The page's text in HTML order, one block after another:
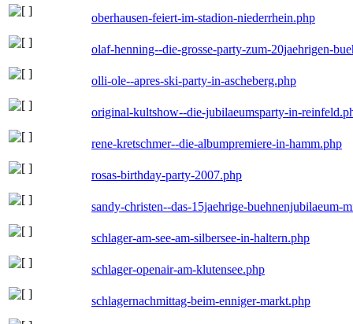
oberhausen-feiert-im-stadion-niederrhein.php
olaf-henning--die-grosse-party-zum-20jaehrigen-
olli-ole--apres-ski-party-in-ascheberg.php
original-kultshow--die-jubilaeumsparty-in-
rene-kretschmer--die-albumpremiere-in-hamm.php
rosas-birthday-party-2007.php
sandy-christen--das-15jaehrige-buehnenjubilaeum-
schlager-am-see-am-silbersee-in-haltern.php
schlager-openair-am-klutensee.php
schlagernachmittag-beim-enniger-markt.php